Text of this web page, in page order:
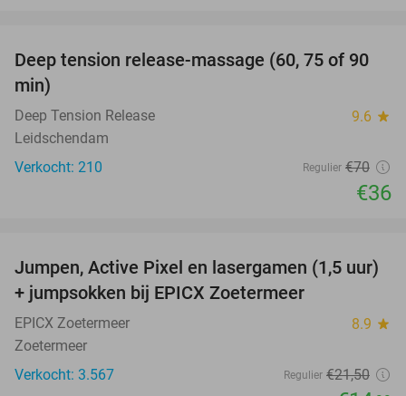
49%
Deep tension release-massage (60, 75 of 90
min)
Deep Tension Release 9.6 star
Leidschendam
Verkocht: 210
Regulier €70
€36
30%
Jumpen, Active Pixel en lasergamen (1,5 uur)
+ jumpsokken bij EPICX Zoetermeer
EPICX Zoetermeer 8.9 star
Zoetermeer
Verkocht: 3.567
Regulier €21,50